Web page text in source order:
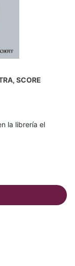
SCORE
la librería el